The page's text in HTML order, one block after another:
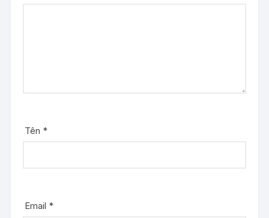
Tên *
Email *